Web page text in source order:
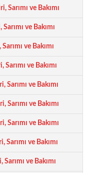
Sarımı ve Bakımı
ve Bakımı
ve Bakımı
ve Bakımı
ve Bakımı
Sarımı ve Bakımı
ve Bakımı
ve Bakımı
ve Bakımı